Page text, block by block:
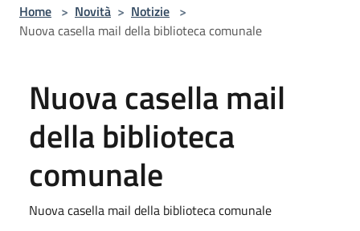
Home > Novità > Notizie >
Nuova casella mail della biblioteca comunale
Nuova casella mail
della biblioteca
comunale
Nuova casella mail della biblioteca comunale